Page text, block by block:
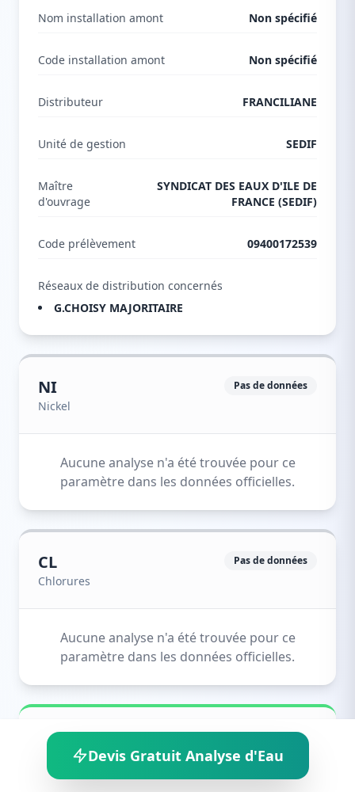
Devis Gratuit Analyse d'Eau
Nom installation amont Non spécifié
Code installation amont Non spécifié
Distributeur FRANCILIANE
Unité de gestion SEDIF
Maître
d'ouvrage
SYNDICAT DES EAUX D'ILE DE
FRANCE (SEDIF)
Code prélèvement 09400172539
Réseaux de distribution concernés
G.CHOISY MAJORITAIRE
NI
Nickel
Pas de données
Aucune analyse n'a été trouvée pour ce
paramètre dans les données officielles.
CL
Chlorures
Pas de données
Aucune analyse n'a été trouvée pour ce
paramètre dans les données officielles.
FET
Fer total
Conforme